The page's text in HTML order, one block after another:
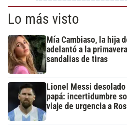
Lo más visto
Mía Cambiaso, la hija
adelantó a la
sandalias de tiras
Lionel Messi
papá: incertidumbre
viaje de urgencia a